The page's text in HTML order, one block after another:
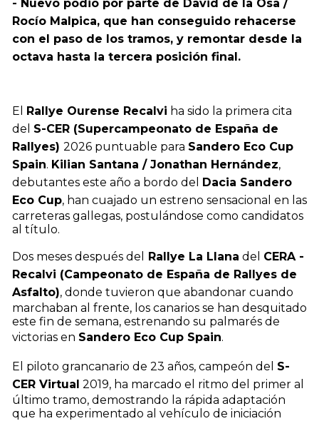
- Nuevo podio por parte de David de la Osa /
Rocío Malpica, que han conseguido rehacerse
con el paso de los tramos, y remontar desde la
octava hasta la tercera posición final.
El Rallye Ourense Recalvi ha sido la primera cita
del S-CER (Supercampeonato de España de
Rallyes) 2026 puntuable para Sandero Eco Cup
Spain. Kilian Santana / Jonathan Hernández,
debutantes este año a bordo del Dacia Sandero
Eco Cup, han cuajado un estreno sensacional en las
carreteras gallegas, postulándose como candidatos
al título.
Dos meses después del
Rallye La Llana del CERA -
Recalvi (Campeonato de España de Rallyes de
Asfalto), donde tuvieron que abandonar cuando
marchaban al frente, los canarios se han desquitado
este fin de semana, estrenando su palmarés de
victorias en Sandero Eco Cup Spain.
El piloto grancanario de 23 años, campeón del S-
CER Virtual 2019, ha marcado el ritmo del primer al
último tramo, demostrando la rápida adaptación
que ha experimentado al vehículo de iniciación